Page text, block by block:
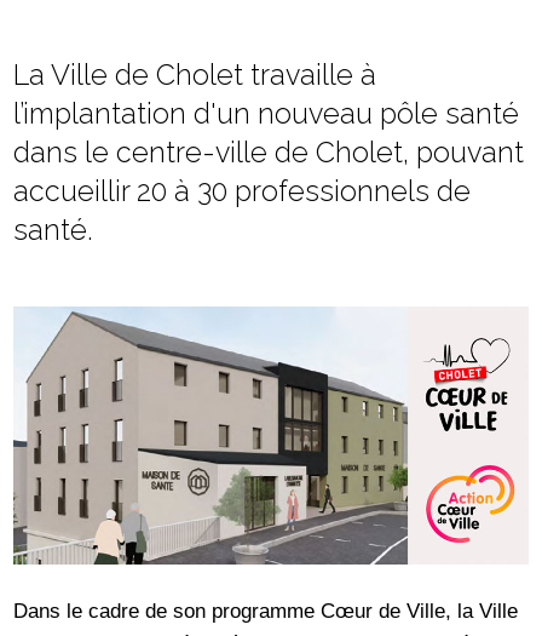
La Ville de Cholet travaille à
l’implantation d'un nouveau pôle santé
dans le centre-ville de Cholet, pouvant
accueillir 20 à 30 professionnels de
santé.
Dans le cadre de son programme Cœur de Ville, la Ville